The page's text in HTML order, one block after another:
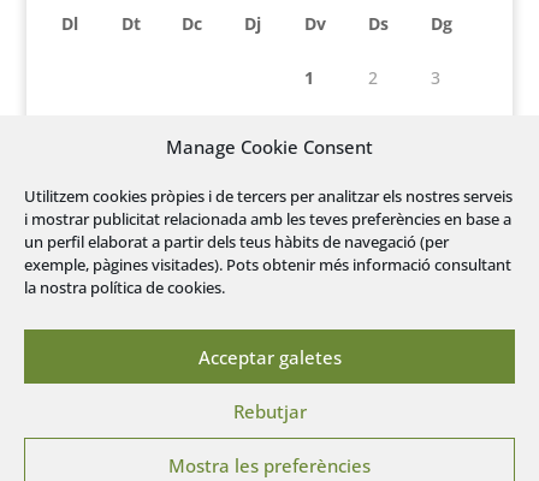
Manage Cookie Consent
Utilitzem cookies pròpies i de tercers per analitzar els nostres serveis
i mostrar publicitat relacionada amb les teves preferències en base a
un perfil elaborat a partir dels teus hàbits de navegació (per
exemple, pàgines visitades). Pots obtenir més informació consultant
la nostra política de cookies.
Acceptar galetes
Rebutjar
Mostra les preferències
Dl Dt Dc Dj Dv Ds Dg
1 2 3
12 13 17
18 19 20 21 22 23 24
25 26 27
« abr.
juny »